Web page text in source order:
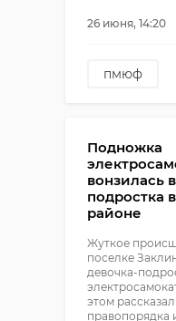
26 июня, 14:20
пмюф
Подножка
вонзилась
подростка
районе
Жуткое
поселке
девочка-
этом
правопорядка